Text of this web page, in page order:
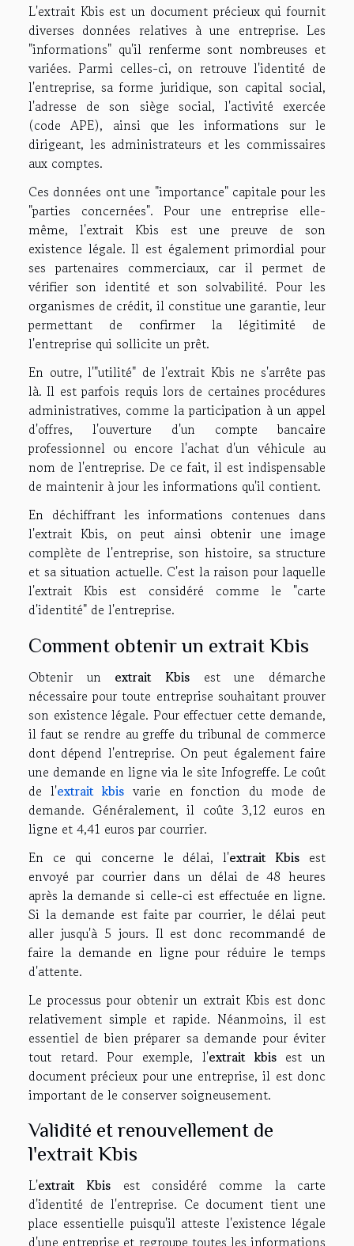
L'extrait Kbis est un document précieux qui fournit
diverses données relatives à une entreprise. Les
"informations" qu'il renferme sont nombreuses et
variées. Parmi celles-ci, on retrouve l'identité de
l'entreprise, sa forme juridique, son capital social,
l'adresse de son siège social, l'activité exercée
(code APE), ainsi que les informations sur le
dirigeant, les administrateurs et les commissaires
aux comptes.
Ces données ont une "importance" capitale pour les
"parties concernées". Pour une entreprise elle-
même, l'extrait Kbis est une preuve de son
existence légale. Il est également primordial pour
ses partenaires commerciaux, car il permet de
vérifier son identité et son solvabilité. Pour les
organismes de crédit, il constitue une garantie, leur
permettant de confirmer la légitimité de
l'entreprise qui sollicite un prêt.
En outre, l'"utilité" de l'extrait Kbis ne s'arrête pas
là. Il est parfois requis lors de certaines procédures
administratives, comme la participation à un appel
d'offres, l'ouverture d'un compte bancaire
professionnel ou encore l'achat d'un véhicule au
nom de l'entreprise. De ce fait, il est indispensable
de maintenir à jour les informations qu'il contient.
En déchiffrant les informations contenues dans
l'extrait Kbis, on peut ainsi obtenir une image
complète de l'entreprise, son histoire, sa structure
et sa situation actuelle. C'est la raison pour laquelle
l'extrait Kbis est considéré comme le "carte
d'identité" de l'entreprise.
Comment obtenir un extrait Kbis
Obtenir un extrait Kbis est une démarche
nécessaire pour toute entreprise souhaitant prouver
son existence légale. Pour effectuer cette demande,
il faut se rendre au greffe du tribunal de commerce
dont dépend l'entreprise. On peut également faire
une demande en ligne via le site Infogreffe. Le coût
de l'extrait kbisvarie en fonction du mode de
demande. Généralement, il coûte 3,12 euros en
ligne et 4,41 euros par courrier.
En ce qui concerne le délai, l'extrait Kbis est
envoyé par courrier dans un délai de 48 heures
après la demande si celle-ci est effectuée en ligne.
Si la demande est faite par courrier, le délai peut
aller jusqu'à 5 jours. Il est donc recommandé de
faire la demande en ligne pour réduire le temps
d'attente.
Le processus pour obtenir un extrait Kbis est donc
relativement simple et rapide. Néanmoins, il est
essentiel de bien préparer sa demande pour éviter
tout retard. Pour exemple, l'extrait kbisest un
document précieux pour une entreprise, il est donc
important de le conserver soigneusement.
Validité et renouvellement de
l'extrait Kbis
L'extrait Kbis est considéré comme la carte
d'identité de l'entreprise. Ce document tient une
place essentielle puisqu'il atteste l'existence légale